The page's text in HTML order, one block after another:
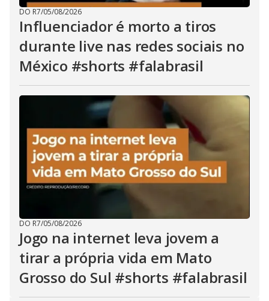
DO R7/05/08/2026
Influenciador é morto a tiros
durante live nas redes sociais no
México #shorts #falabrasil
DO R7/05/08/2026
Jogo na internet leva jovem a
tirar a própria vida em Mato
Grosso do Sul #shorts #falabrasil